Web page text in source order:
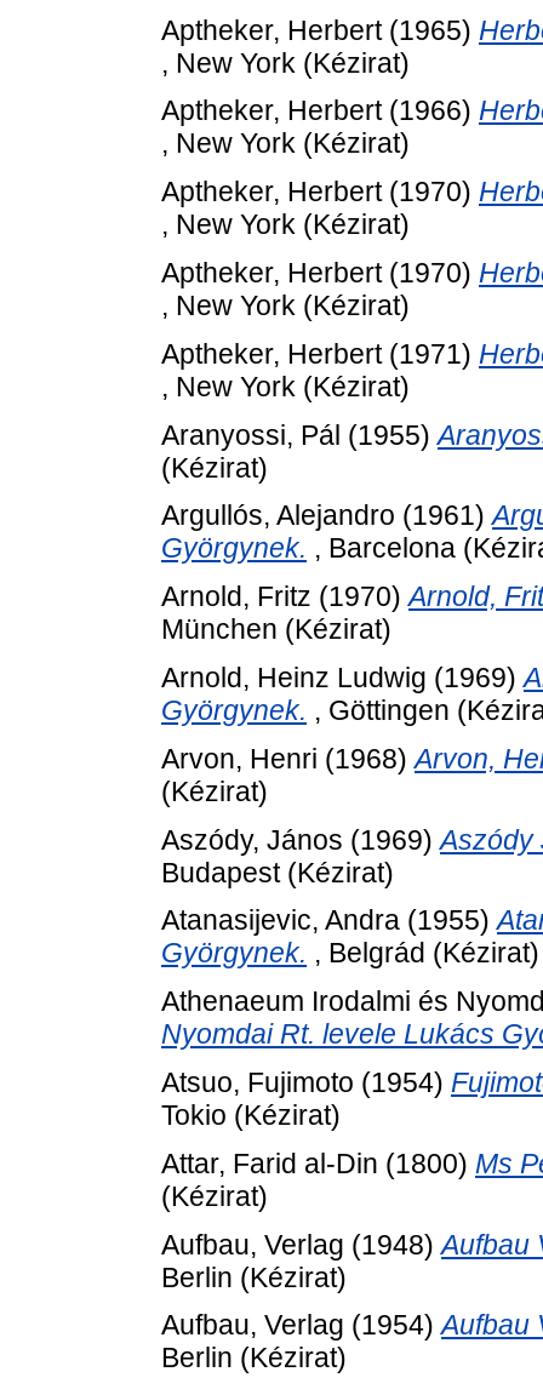
Aptheker, Herbert(1965)
, New York (Kézirat)
Aptheker, Herbert(1966)
, New York (Kézirat)
Aptheker, Herbert(1970)
, New York (Kézirat)
Aptheker, Herbert(1970)
, New York (Kézirat)
Aptheker, Herbert(1971)
, New York (Kézirat)
Aranyossi, Pál (1955)
(Kézirat)
Argullós, Alejandro (1961)
Györgynek. , Barcelona
Arnold, Fritz (1970)Arnold,
München (Kézirat)
Arnold, Heinz Ludwig (1969)
Györgynek. , Göttingen
Arvon, Henri (1968)Arvon,
(Kézirat)
Aszódy, János (1969)Aszódy
Budapest (Kézirat)
Atanasijevic, Andra (1955)
Györgynek. , Belgrád (Kézirat)
Athenaeum Irodalmi és
Nyomdai Rt. levele Lukács
Atsuo, Fujimoto (1954)
Tokio (Kézirat)
Attar, Farid al-Din (1800) Ms
(Kézirat)
Aufbau, Verlag (1948)Aufbau
Berlin (Kézirat)
Aufbau, Verlag (1954)Aufbau
Berlin (Kézirat)